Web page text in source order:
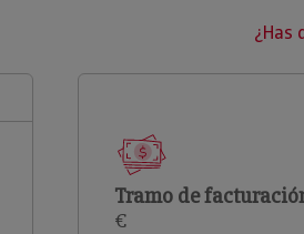
¿Has
Tramo de
€